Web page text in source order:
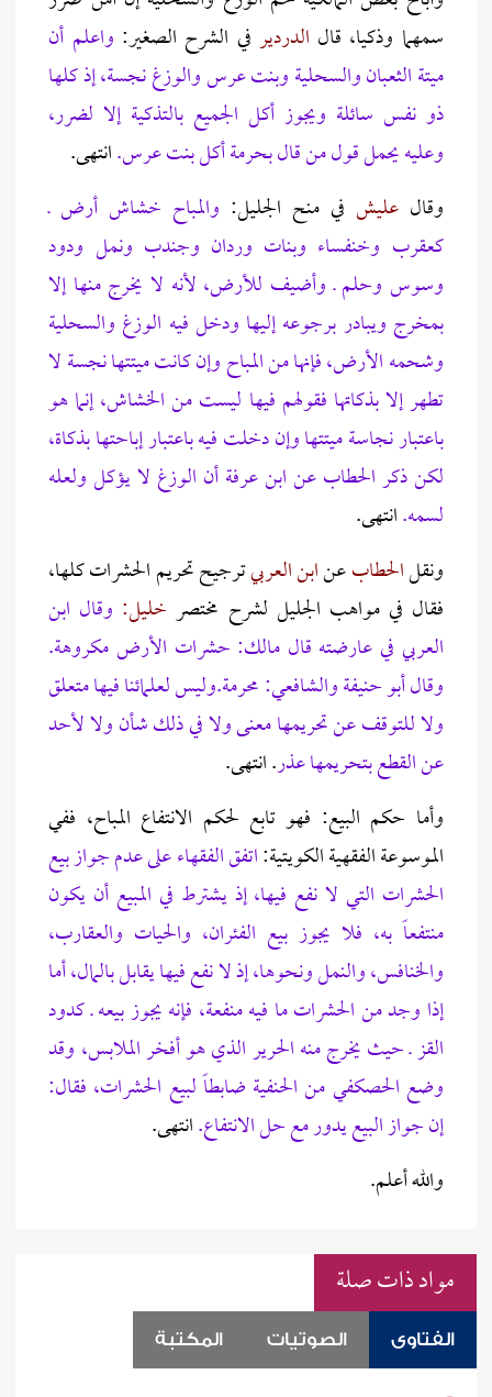
سمهما وذكيا، قال الدردير في الشرح الصغير: واعلم أن
ميتة الثعبان والسحلية وبنت عرس والوزغ نجسة، إذ كلها
ذو نفس سائلة ويجوز أكل الجميع بالتذكية إلا لضرر،
وعليه يحمل قول من قال بحرمة أكل بنت عرس.انتهى.
وقالعليش في منح الجليل: والمباح خشاش أرض ـ
كعقرب وخنفساء وبنات وردان وجندب ونمل ودود
وسوس وحلم ـ وأضيف للأرض، لأنه لا يخرج منها إلا
بمخرج ويبادر برجوعه إليها ودخل فيه الوزغ والسحلية
وشحمه الأرض، فإنها من المباح وإن كانت ميتتها نجسة لا
تطهر إلا بذكاتها فقولهم فيها ليست من الخشاش، إنما هو
باعتبار نجاسة ميتتها وإن دخلت فيه باعتبار إباحتها بذكاة،
لكن ذكر الحطاب عن ابن عرفة أن الوزغ لا يؤكل ولعله
لسمه.انتهى.
ونقلالحطابعنابن العربيترجيح تحريم الحشرات كلها،
فقال في مواهب الجليل لشرح مختصر خليل: وقال ابن
العربي في عارضته قال مالك: حشرات الأرض مكروهة.
وقال أبو حنيفة والشافعي: محرمة.وليس لعلمائنا فيها متعلق
ولا للتوقف عن تحريمها معنى ولا في ذلك شأن ولا لأحد
عن القطع بتحريمها عذر. انتهى.
وأما حكم البيع: فهو تابع لحكم الانتفاع المباح، ففي
الموسوعة الفقهية الكويتية:اتفق الفقهاء على عدم جواز بيع
الحشرات التي لا نفع فيها، إذ يشترط في المبيع أن يكون
منتفعاً به، فلا يجوز بيع الفئران، والحيات والعقارب،
والخنافس، والنمل ونحوها، إذ لا نفع فيها يقابل بالمال، أما
إذا وجد من الحشرات ما فيه منفعة، فإنه يجوز بيعه ـ كدود
القز ـ حيث يخرج منه الحرير الذي هو أفخر الملابس، وقد
وضع الحصكفي من الحنفية ضابطاً لبيع الحشرات، فقال:
إن جواز البيع يدور مع حل الانتفاع.انتهى.
والله أعلم.
مواد ذات صلة
الفتاوى الصوتيات المكتبة